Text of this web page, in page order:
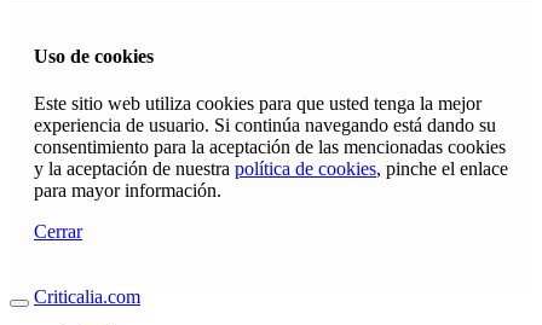
Uso de cookies
Este sitio web utiliza cookies para que usted tenga la mejor
experiencia de usuario. Si continúa navegando está dando su
consentimiento para la aceptación de las mencionadas cookies
y la aceptación de nuestra política de cookies, pinche el enlace
para mayor información.
Cerrar
Criticalia.com